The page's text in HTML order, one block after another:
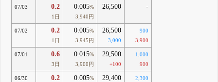
07/03 0.2
1日
0.005%
3,940円
26,500 -
07/02 0.2
1日
0.005%
3,945円
26,500
-3,000
900
3,900
07/01 0.6
3日
0.015%
3,900円
29,500
+100
1,000
900
06/30 0.2 0.005%
29,400
2,300